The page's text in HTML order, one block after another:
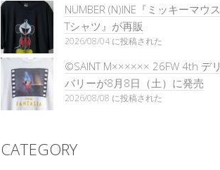
NUMBER (N)INE『ミッキーマウス
Tシャツ』が再販
2026/08/04 に投稿された
©SAINT M×××××× 26FW 4th デリ
バリーが8月8日（土）に発売
2026/08/08 に投稿された
CATEGORY